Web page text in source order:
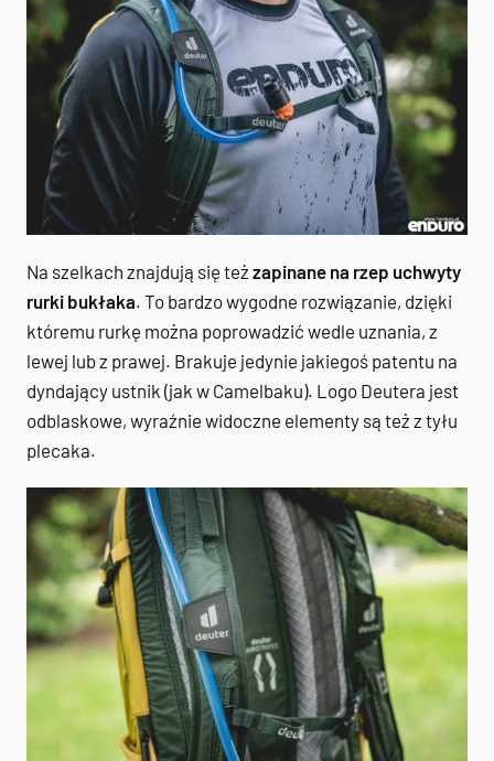
Na szelkach znajdują się też zapinane na rzep uchwyty
rurki bukłaka. To bardzo wygodne rozwiązanie, dzięki
któremu rurkę można poprowadzić wedle uznania, z
lewej lub z prawej. Brakuje jedynie jakiegoś patentu na
dyndający ustnik (jak w Camelbaku). Logo Deutera jest
odblaskowe, wyraźnie widoczne elementy są też z tyłu
plecaka.